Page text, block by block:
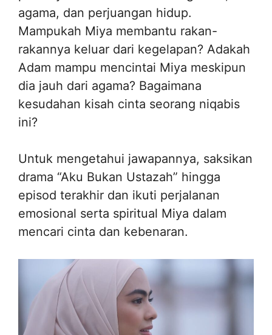
agama, dan perjuangan hidup.
Mampukah Miya membantu rakan-
rakannya keluar dari kegelapan? Adakah
Adam mampu mencintai Miya meskipun
dia jauh dari agama? Bagaimana
kesudahan kisah cinta seorang niqabis
ini?
Untuk mengetahui jawapannya, saksikan
drama “Aku Bukan Ustazah” hingga
episod terakhir dan ikuti perjalanan
emosional serta spiritual Miya dalam
mencari cinta dan kebenaran.